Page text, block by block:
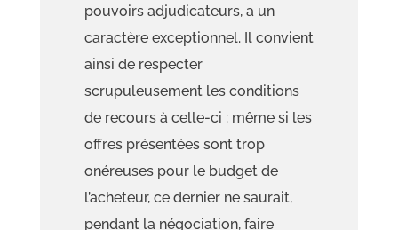
pouvoirs adjudicateurs, a un
caractère exceptionnel. Il convient
ainsi de respecter
scrupuleusement les conditions
de recours à celle-ci : même si les
offres présentées sont trop
onéreuses pour le budget de
l’acheteur, ce dernier ne saurait,
pendant la négociation, faire